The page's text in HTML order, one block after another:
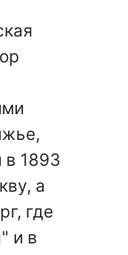
в 1893
а
где
и в